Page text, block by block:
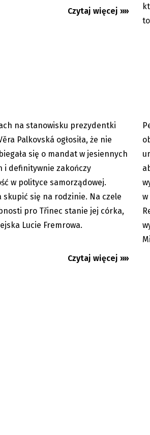
Czytaj więcej »»
04.08.2026
na stanowisku prezydentki
Palkovská ogłosiła, że nie
się o mandat w jesiennych
i definitywnie zakończy
w polityce samorządowej.
skupić się na rodzinie. Na czele
pro Třinec stanie jej córka,
Lucie Fremrowa.
Czytaj więcej »»
w